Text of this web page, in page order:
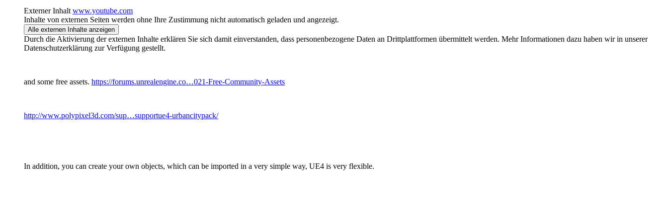
Externer Inhalt www.youtube.com
Inhalte von externen Seiten werden ohne Ihre Zustimmung nicht automatisch geladen und angezeigt.
Alle externen Inhalte anzeigen
Durch die Aktivierung der externen Inhalte erklären Sie sich damit einverstanden, dass personenbezogene Daten an Drittplattformen übermittelt werden. Mehr Informationen dazu haben wir in unserer
Datenschutzerklärung zur Verfügung gestellt.
and some free assets. https://forums.unrealengine.co…021-Free-Community-Assets
http://www.polypixel3d.com/sup…supportue4-urbancitypack/
In addition, you can create your own objects, which can be imported in a very simple way, UE4 is very flexible.